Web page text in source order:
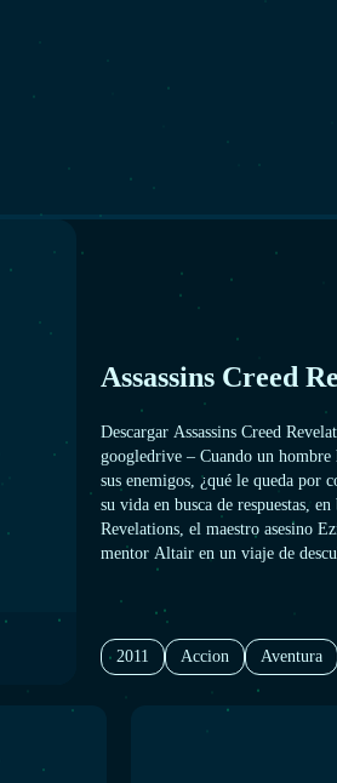
Assassins Creed
Descargar Assassins Creed
googledrive – Cuando un hombre
sus enemigos, ¿qué le queda por
su vida en busca de respuestas,
Revelations, el maestro asesino
mentor Altair en un viaje de
peligroso, uno que llevará a Ezio
Otomano, donde un ejército cada
desestabilizar la región.
2011
Accion Aventura